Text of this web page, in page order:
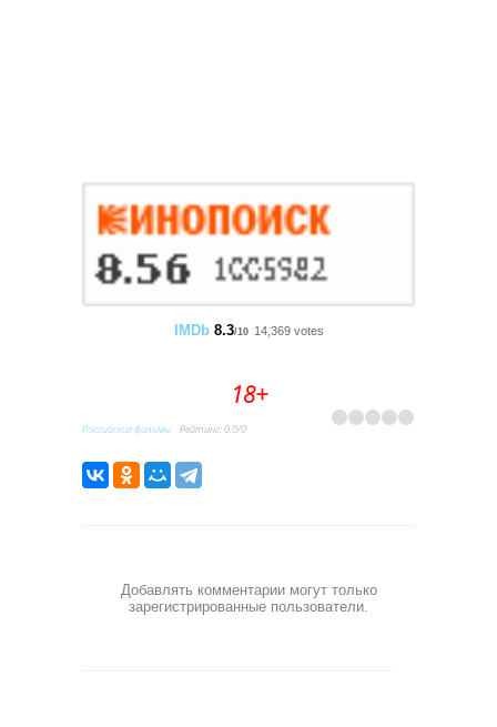
IMDb 8.3/10 14,369 votes
18+
Российские фильмы Рейтинг:0.0/0
Добавлять комментарии могут только
зарегистрированные пользователи.